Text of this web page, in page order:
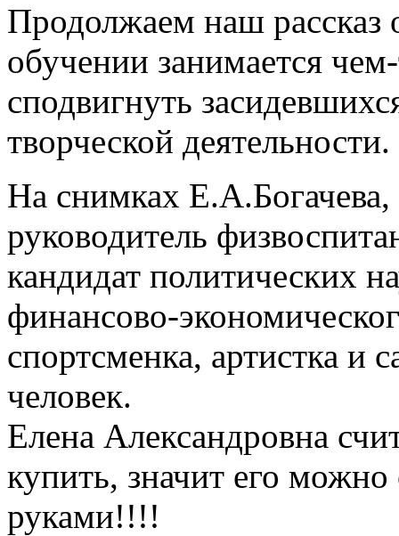
Продолжаем наш рассказ
обучении занимается
сподвигнуть
творческой деятельности.
На снимках Е.А.Богачева,
руководитель
кандидат политических
финансово-
спортсменка, артистка и
человек.
Елена Александровна
купить, значит его
руками!!!!